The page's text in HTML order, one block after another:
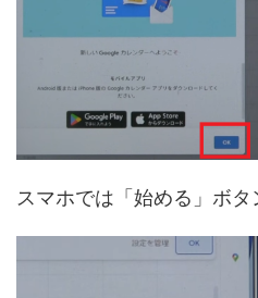
スマホでは「始める」ボタ